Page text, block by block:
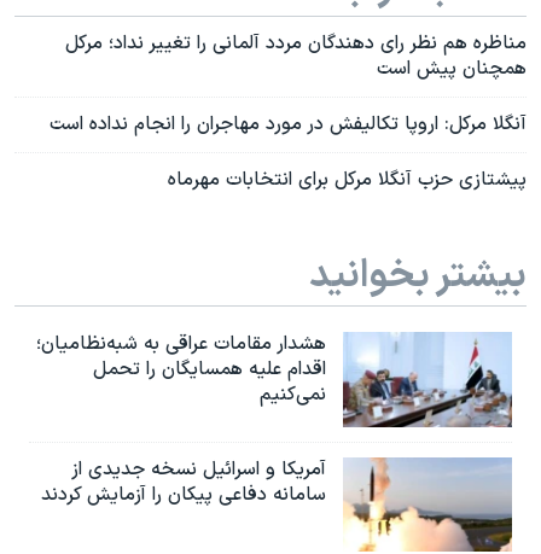
مناظره هم نظر رای دهندگان مردد آلمانی را تغییر نداد؛ مرکل
همچنان پیش است
آنگلا مرکل: اروپا تکالیفش در مورد مهاجران را انجام نداده است
پیشتازی حزب آنگلا مرکل برای انتخابات مهرماه
بیشتر بخوانید
هشدار مقامات عراقی به شبه‌نظامیان؛
اقدام علیه همسایگان را تحمل
نمی‌کنیم
آمریکا و اسرائیل نسخه جدیدی از
سامانه دفاعی پیکان را آزمایش کردند